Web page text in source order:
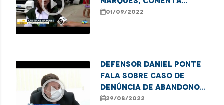
sobre a ação da
01/09/2022
play_circle_outline
Defensor Daniel Ponte
fala sobre caso de
denúncia de abandono e
sequestro em Caxias
29/08/2022